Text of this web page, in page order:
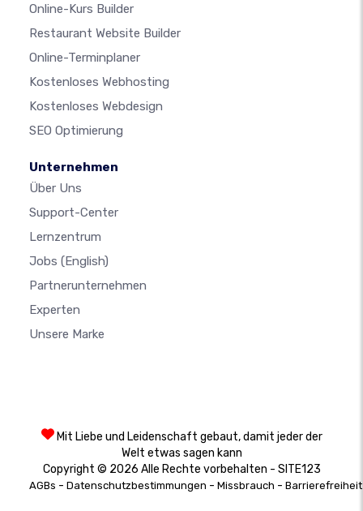
Online-Kurs Builder
Restaurant Website Builder
Online-Terminplaner
Kostenloses Webhosting
Kostenloses Webdesign
SEO Optimierung
Unternehmen
Über Uns
Support-Center
Lernzentrum
Jobs (English)
Partnerunternehmen
Experten
Unsere Marke
Mit Liebe und Leidenschaft gebaut, damit jeder der
Welt etwas sagen kann
Copyright © 2026 Alle Rechte vorbehalten - SITE123
AGBs - Datenschutzbestimmungen - Missbrauch - Barrierefreiheit